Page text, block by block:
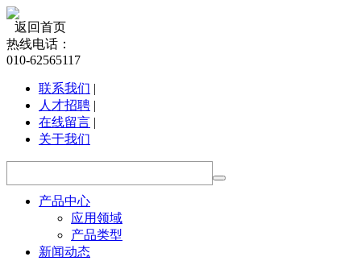
返回首页
热线电话：
010-62565117
联系我们 |
人才招聘 |
在线留言 |
关于我们
产品中心
应用领域
产品类型
新闻动态